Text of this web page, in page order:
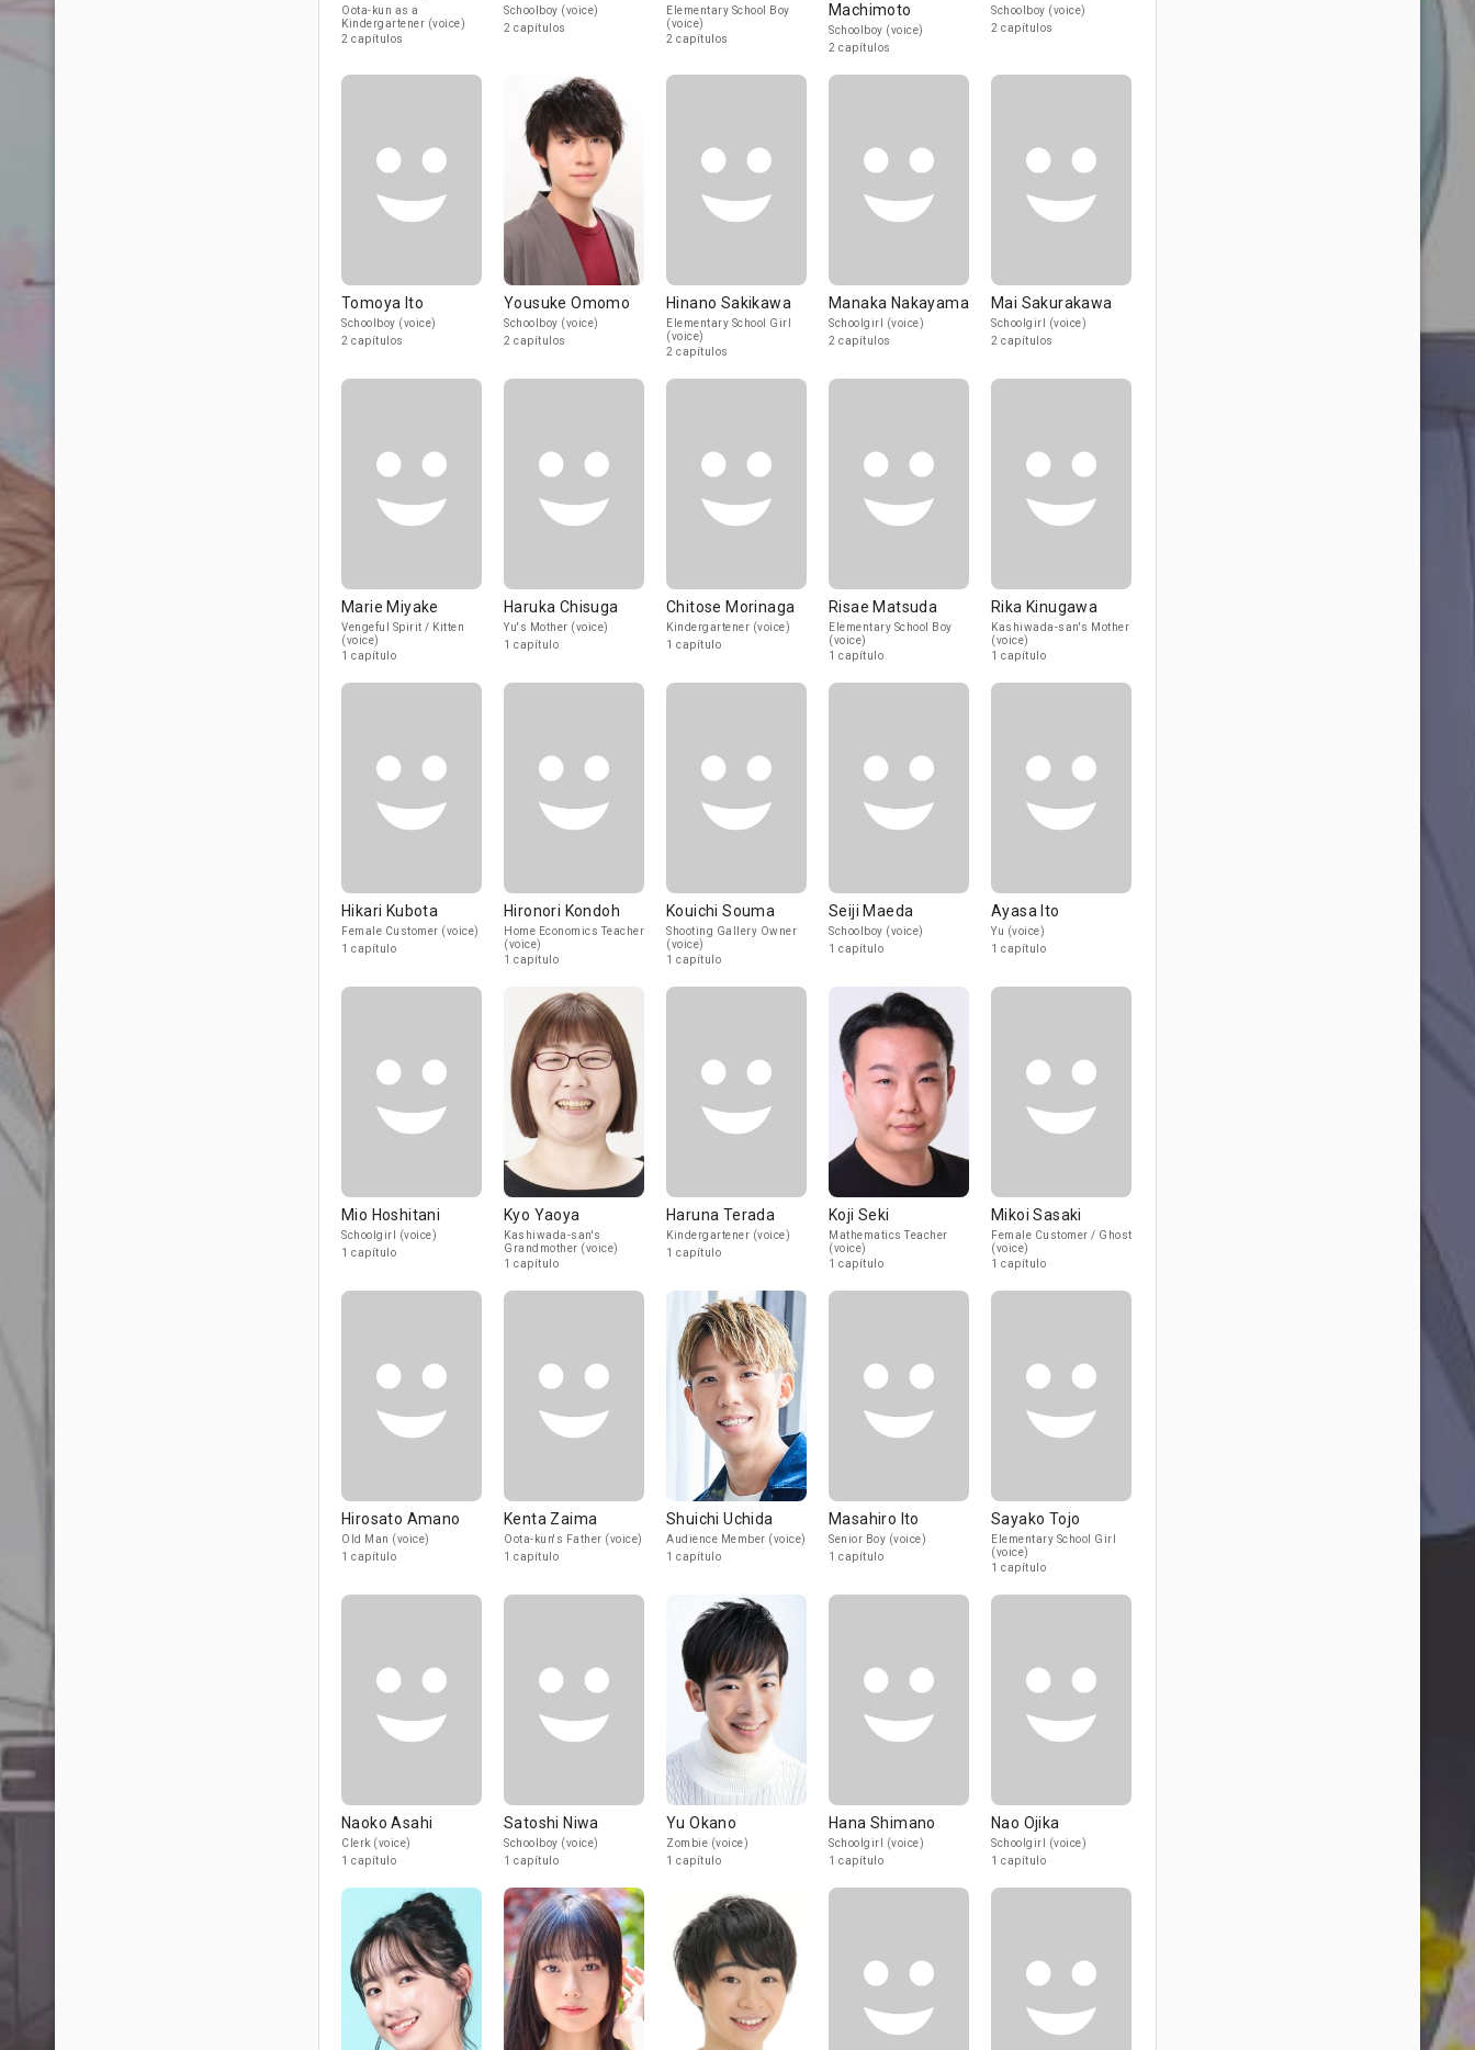
Oota-kun as a
Kindergartener (voice)
2 capítulos
Schoolboy (voice)
2 capítulos
Elementary School Boy
(voice)
2 capítulos
Machimoto
Schoolboy (voice)
2 capítulos
Schoolboy (voice)
2 capítulos
Tomoya Ito
Schoolboy (voice)
2 capítulos
Yousuke Omomo
Schoolboy (voice)
2 capítulos
Hinano Sakikawa
Elementary School Girl
(voice)
2 capítulos
Manaka Nakayama
Schoolgirl (voice)
2 capítulos
Mai Sakurakawa
Schoolgirl (voice)
2 capítulos
Marie Miyake
Vengeful Spirit / Kitten
(voice)
1 capítulo
Haruka Chisuga
Yu's Mother (voice)
1 capítulo
Chitose Morinaga
Kindergartener (voice)
1 capítulo
Risae Matsuda
Elementary School Boy
(voice)
1 capítulo
Rika Kinugawa
Kashiwada-san's Mother
(voice)
1 capítulo
Hikari Kubota
Female Customer (voice)
1 capítulo
Hironori Kondoh
Home Economics Teacher
(voice)
1 capítulo
Kouichi Souma
Shooting Gallery Owner
(voice)
1 capítulo
Seiji Maeda
Schoolboy (voice)
1 capítulo
Ayasa Ito
Yu (voice)
1 capítulo
Mio Hoshitani
Schoolgirl (voice)
1 capítulo
Kyo Yaoya
Kashiwada-san's
Grandmother (voice)
1 capítulo
Haruna Terada
Kindergartener (voice)
1 capítulo
Koji Seki
Mathematics Teacher
(voice)
1 capítulo
Mikoi Sasaki
Female Customer / Ghost
(voice)
1 capítulo
Hirosato Amano
Old Man (voice)
1 capítulo
Kenta Zaima
Oota-kun's Father (voice)
1 capítulo
Shuichi Uchida
Audience Member (voice)
1 capítulo
Masahiro Ito
Senior Boy (voice)
1 capítulo
Sayako Tojo
Elementary School Girl
(voice)
1 capítulo
Naoko Asahi
Clerk (voice)
1 capítulo
Satoshi Niwa
Schoolboy (voice)
1 capítulo
Yu Okano
Zombie (voice)
1 capítulo
Hana Shimano
Schoolgirl (voice)
1 capítulo
Nao Ojika
Schoolgirl (voice)
1 capítulo